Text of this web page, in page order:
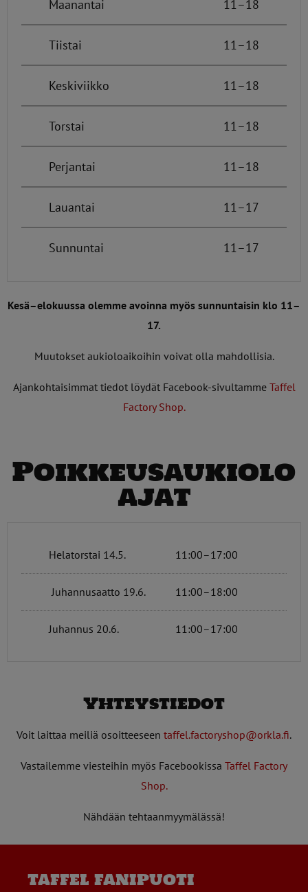
Maanantai 11–18
Tiistai 11–18
Keskiviikko 11–18
Torstai 11–18
Perjantai 11–18
Lauantai 11–17
Sunnuntai 11–17
Kesä–elokuussa olemme avoinna myös sunnuntaisin klo 11–
17.
Muutokset aukioloaikoihin voivat olla mahdollisia.
Ajankohtaisimmat tiedot löydät Facebook-sivultamme Taffel
Factory Shop.
Poikkeusaukiolo
ajat
Helatorstai 14.5. 11:00–17:00
Juhannusaatto 19.6. 11:00–18:00
Juhannus 20.6. 11:00–17:00
Yhteystiedot
Voit laittaa meiliä osoitteeseen taffel.factoryshop@orkla.fi.
Vastailemme viesteihin myös Facebookissa Taffel Factory
Shop.
Nähdään tehtaanmyymälässä!
taffel fanipuoti